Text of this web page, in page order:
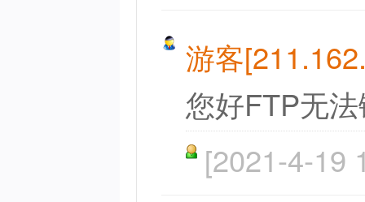
游客
您好FTP无
[2021-4-19